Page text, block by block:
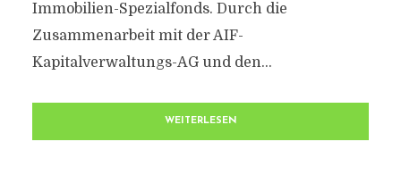
Immobilien-Spezialfonds. Durch die
Zusammenarbeit mit der AIF-
Kapitalverwaltungs-AG und den...
WEITERLESEN